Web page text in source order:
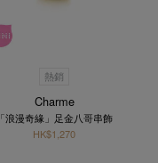
熱銷
Charme
「浪漫奇緣」足金八哥串飾
HK$1,270